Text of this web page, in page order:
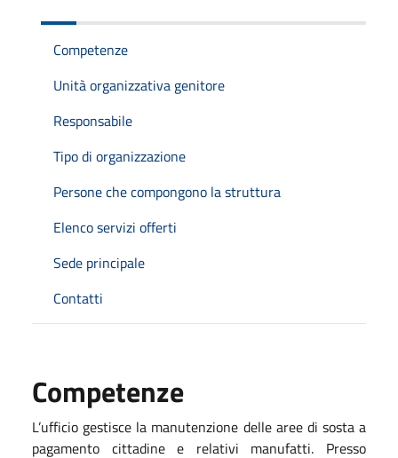
Competenze
Unità organizzativa genitore
Responsabile
Tipo di organizzazione
Persone che compongono la struttura
Elenco servizi offerti
Sede principale
Contatti
Competenze
L’ufficio gestisce la manutenzione delle aree di sosta a
pagamento cittadine e relativi manufatti. Presso